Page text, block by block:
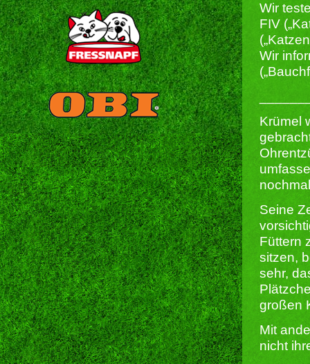
Wir
FIV
Wir
Krümel
Seine
Füttern
sitzen,
sehr,
großen
Mit
nicht